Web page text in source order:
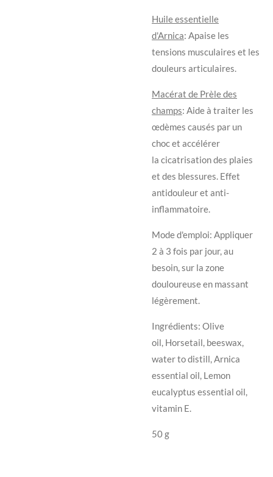
Huile essentielle
d'Arnica: Apaise les
tensions musculaires et les
douleurs articulaires.
Macérat de Prèle des
champs: Aide à traiter les
œdèmes causés par un
choc et accélérer
la cicatrisation des plaies
et des blessures. Effet
antidouleur et anti-
inflammatoire.
Mode d'emploi: Appliquer
2 à 3 fois par jour, au
besoin, sur la zone
douloureuse en massant
légèrement.
Ingrédients: Olive
oil, Horsetail, beeswax,
water to distill, Arnica
essential oil, Lemon
eucalyptus essential oil,
vitamin E.
50 g